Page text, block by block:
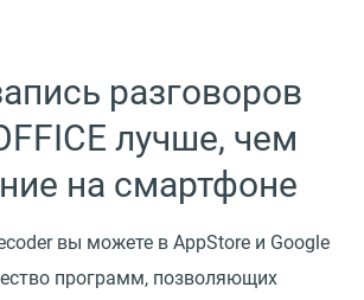
разговоров
лучше, чем
на смартфоне
вы можете в AppStore и Google
программ, позволяющих